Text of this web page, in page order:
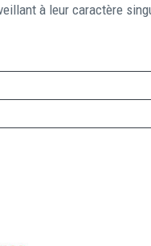
à leur caractère